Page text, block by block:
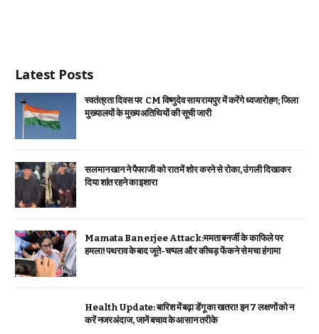
Latest Posts
स्वतंत्रता दिवस पर CM विष्णुदेव साय रायपुर में करेंगे ध्वजारोहण; जिला
मुख्यालयों के मुख्य अतिथियों की सूची जारी
सलमान खान ने पैपराजी को रात में शोर करने से रोका, उंगली दिखाकर
दिया शांत रहने का इशारा
Mamata Banerjee Attack:ममता बनर्जी के काफिले पर
हमला! पथराव के बाद जूते-चप्पल और कीचड़ फेंकने से मचा हंगामा
Health Update: बारिश में बढ़ा डेंगू का खतरा! इन 7 लक्षणों को न
करें नजरअंदाज, जानें बचाव के आसान तरीके